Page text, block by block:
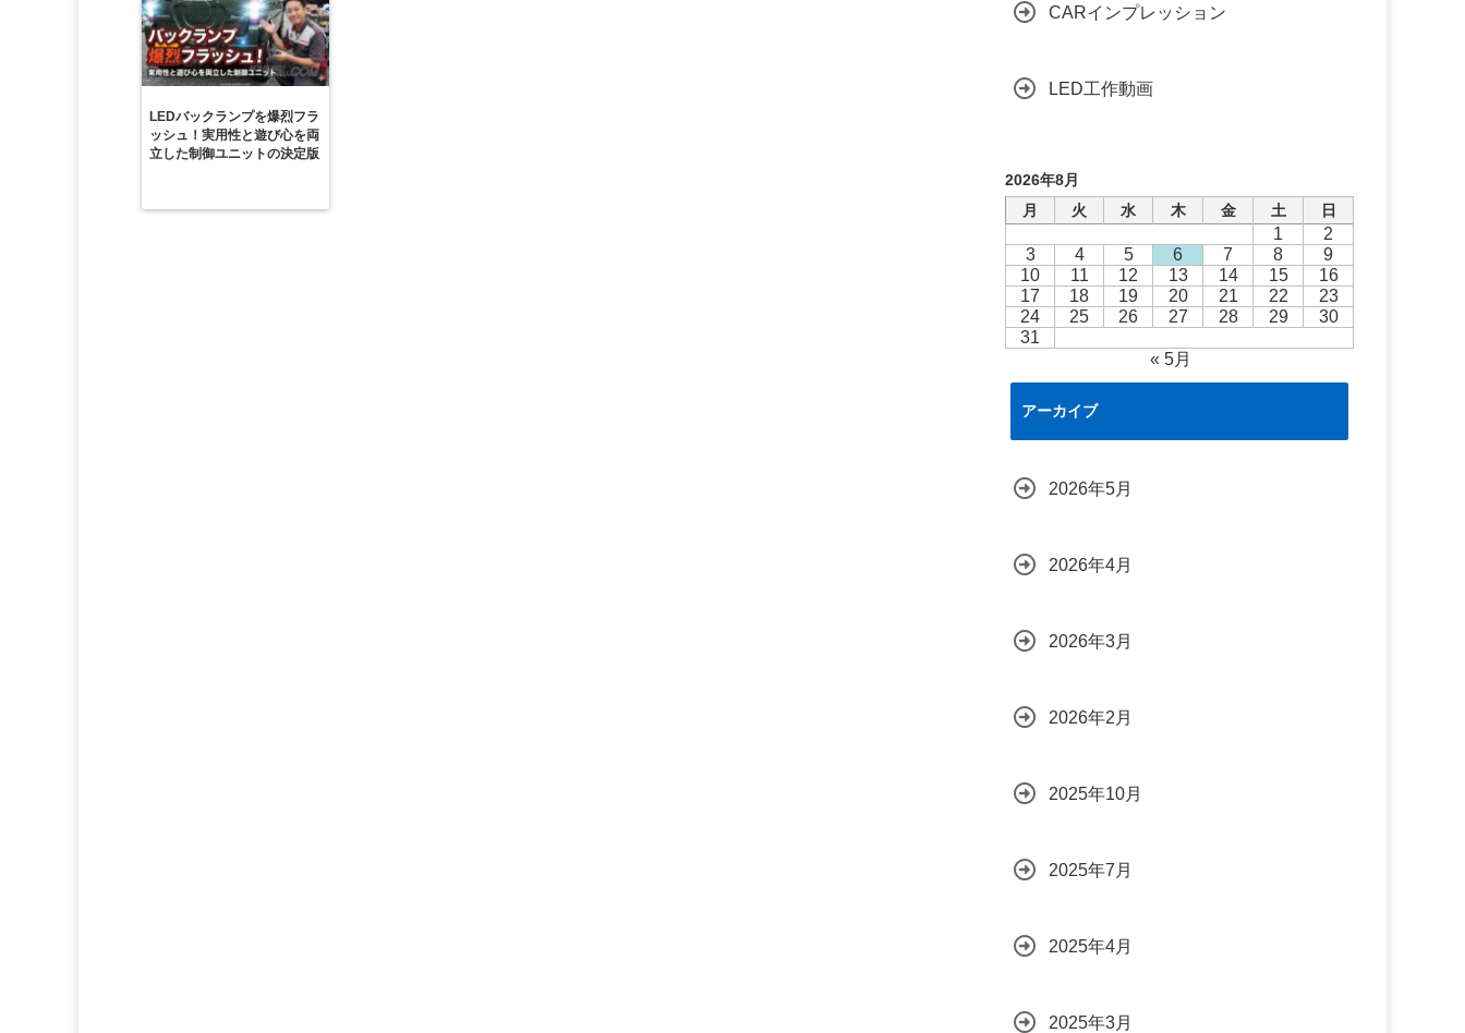
LEDバックランプを爆烈フラ
ッシュ！実用性と遊び心を両
立した制御ユニットの決定版
CARインプレッション
LED工作動画
2026年8月
月
火 水 木 金 土 日
1
2
3
4 5 6 7 8
9
10
11 12 13 14 15
16
17
18 19 20 21 22
23
24
25 26 27 28 29
30
31
« 5月
アーカイブ
2026年5月
2026年4月
2026年3月
2026年2月
2025年10月
2025年7月
2025年4月
2025年3月